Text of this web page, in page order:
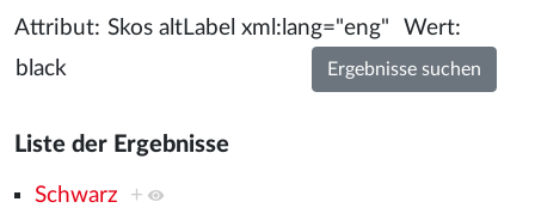
Attribut: Wert:
Liste der Ergebnisse
Schwarz
+